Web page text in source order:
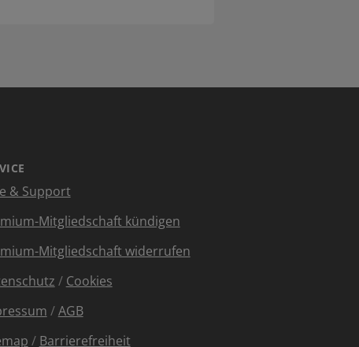
& Support
Mitgliedschaft kündigen
Mitgliedschaft widerrufen
/ Cookies
/AGB
/ Barrierefreiheit